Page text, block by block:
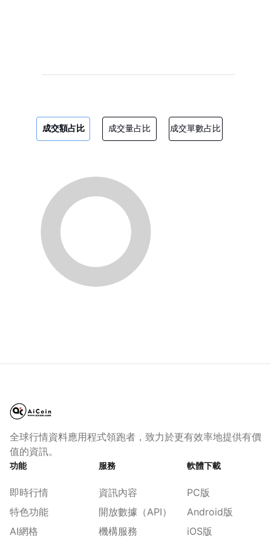
成交額占比 成交量占比 成交單數占比
全球行情資料應用程式領跑者，致力於更有效率地提供有價
值的資訊。
功能
即時行情
特色功能
AI網格
服務
資訊內容
開放數據（API）
機構服務
軟體下載
PC版
Android版
iOS版